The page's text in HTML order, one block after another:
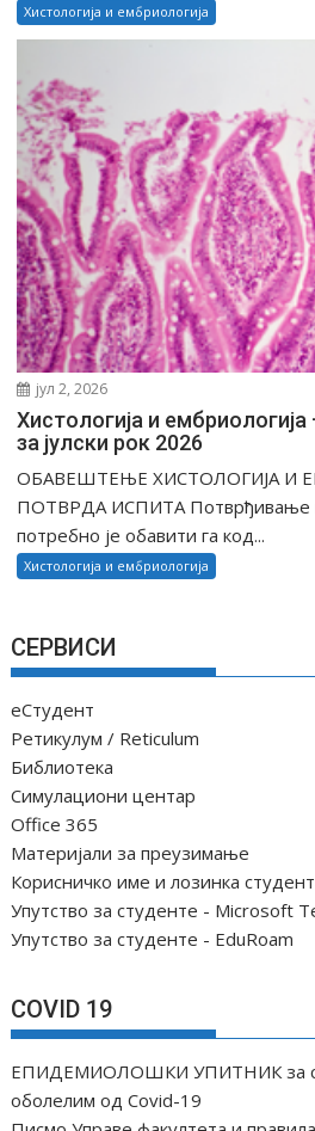
Хистологија и ембриологија
јул 2, 2026
Хистологија и
за јулски рок 2026
ОБАВЕШТЕЊЕ ХИСТОЛОГИЈА И
ПОТВРДА ИСПИТА Потврђивање
потребно је обавити га код...
Хистологија и ембриологија
СЕРВИСИ
еСтудент
Ретикулум / Reticulum
Библиотека
Симулациони центар
Office 365
Материјали за преузимање
Корисничко име и лозинка
Упутство за студенте - Microsoft
Упутство за студенте - EduRoam
COVID 19
ЕПИДЕМИОЛОШКИ УПИТНИК за
оболелим од Covid-19